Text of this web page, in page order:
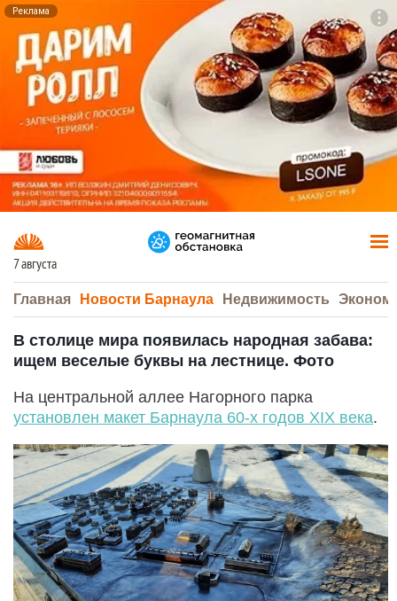
Реклама
7 августа
Главная Новости Барнаула Недвижимость
В столице мира появилась народная забава:
ищем веселые буквы на лестнице. Фото
На центральной аллее Нагорного парка
установлен макет Барнаула 60-х годов XIX века.